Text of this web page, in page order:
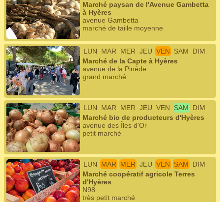
Marché paysan de l'Avenue Gambetta
à Hyères
avenue Gambetta
marché de taille moyenne
LUN MAR MER JEU VEN SAM
DIM
Marché de la Capte à Hyères
avenue de la Pinède
grand marché
LUN MAR MER JEU VEN SAM
DIM
Marché bio de producteurs d'Hyères
avenue des Îles d'Or
petit marché
LUN MAR MER JEU VEN SAM
DIM
Marché coopératif agricole Terres
d'Hyères
N98
très petit marché